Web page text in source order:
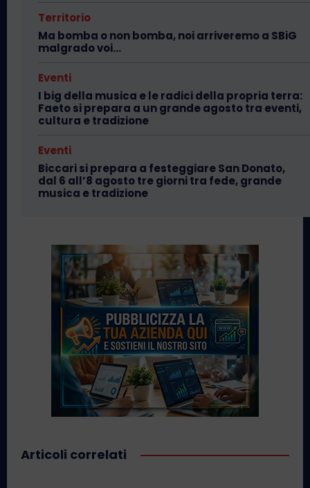
Territorio
Ma bomba o non bomba, noi arriveremo a SBiG
malgrado voi…
Eventi
I big della musica e le radici della propria terra:
Faeto si prepara a un grande agosto tra eventi,
cultura e tradizione
Eventi
Biccari si prepara a festeggiare San Donato,
dal 6 all’8 agosto tre giorni tra fede, grande
musica e tradizione
Articoli correlati